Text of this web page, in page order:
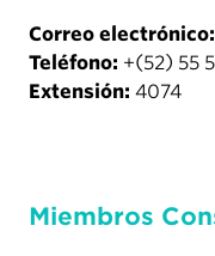
Correo electrónico:
Teléfono: +(52) 55
Extensión: 4074
Miembros